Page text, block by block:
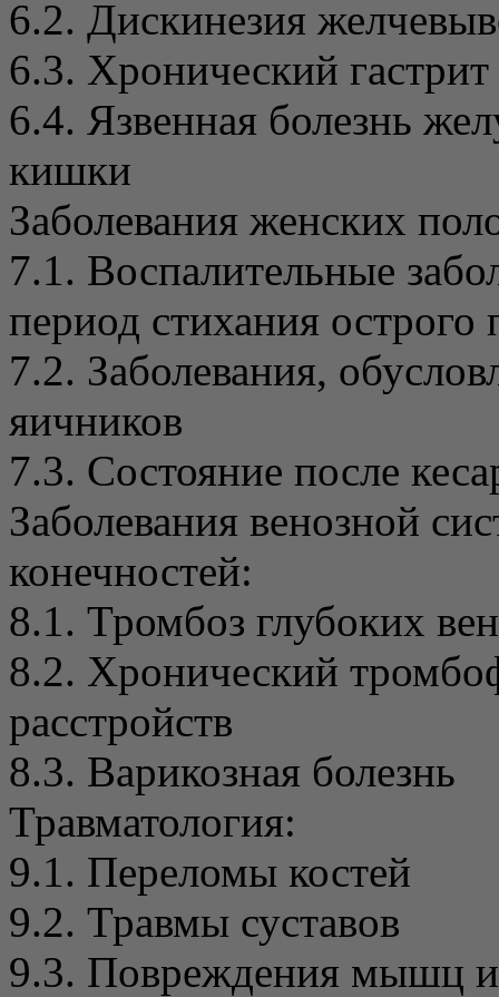
6.2. Дискинезия
6.3. Хронический гастрит
6.4. Язвенная болезнь
кишки
Заболевания женских
7.1. Воспалительные
период стихания острого
7.2. Заболевания,
яичников
7.3. Состояние после
Заболевания венозной
конечностей:
8.1. Тромбоз глубоких
8.2. Хронический
расстройств
8.3. Варикозная болезнь
Травматология:
9.1. Переломы костей
9.2. Травмы суставов
9.3. Повреждения мышц и